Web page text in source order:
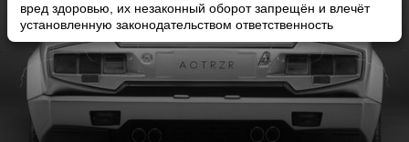
вред здоровью, их незаконный оборот запрещён и влечёт
установленную законодательством ответственность
ActRazer